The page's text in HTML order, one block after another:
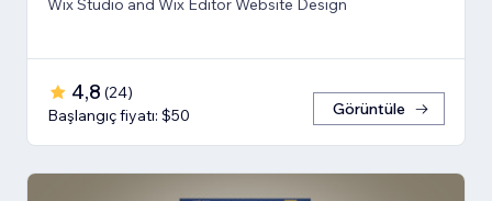
Wix Studio and Wix Editor Website Design
4,8 (24)
Başlangıç fiyatı: $50
Görüntüle